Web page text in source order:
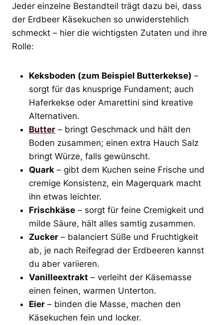
Jeder einzelne Bestandteil trägt dazu bei, dass
der Erdbeer Käsekuchen so unwiderstehlich
schmeckt – hier die wichtigsten Zutaten und ihre
Rolle:
Keksboden (zum Beispiel Butterkekse) –
sorgt für das knusprige Fundament; auch
Haferkekse oder Amarettini sind kreative
Alternativen.
Butter – bringt Geschmack und hält den
Boden zusammen; einen extra Hauch Salz
bringt Würze, falls gewünscht.
Quark – gibt dem Kuchen seine Frische und
cremige Konsistenz, ein Magerquark macht
ihn etwas leichter.
Frischkäse – sorgt für feine Cremigkeit und
milde Säure, hält alles samtig zusammen.
Zucker – balanciert Süße und Fruchtigkeit
ab, je nach Reifegrad der Erdbeeren kannst
du aber variieren.
Vanilleextrakt – verleiht der Käsemasse
einen feinen, warmen Unterton.
Eier – binden die Masse, machen den
Käsekuchen fein und locker.